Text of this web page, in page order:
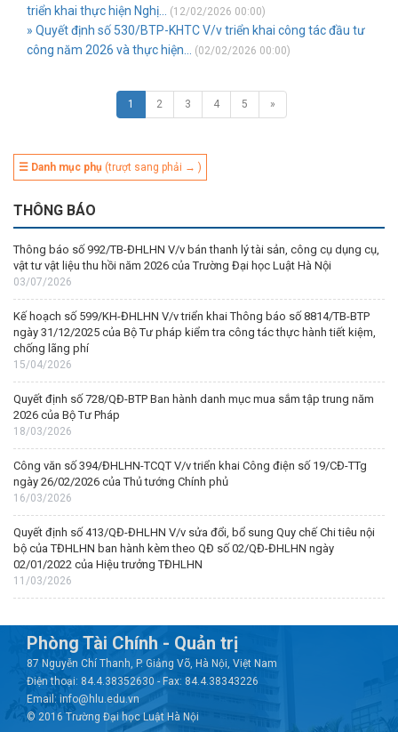
triển khai thực hiện Nghị...
(12/02/2026 00:00)
» Quyết định số 530/BTP-KHTC V/v triển khai công tác đầu tư
công năm 2026 và thực hiện...
(02/02/2026 00:00)
1 2 3 4 5 »
☰ Danh mục phụ (trượt sang phải → )
THÔNG BÁO
Thông báo số 992/TB-ĐHLHN V/v bán thanh lý tài sản, công cụ dụng cụ,
vật tư vật liệu thu hồi năm 2026 của Trường Đại học Luật Hà Nội
03/07/2026
Kế hoạch số 599/KH-ĐHLHN V/v triển khai Thông báo số 8814/TB-BTP
ngày 31/12/2025 của Bộ Tư pháp kiểm tra công tác thực hành tiết kiệm,
chống lãng phí
15/04/2026
Quyết định số 728/QĐ-BTP Ban hành danh mục mua sắm tập trung năm
2026 của Bộ Tư Pháp
18/03/2026
Công văn số 394/ĐHLHN-TCQT V/v triển khai Công điện số 19/CĐ-TTg
ngày 26/02/2026 của Thủ tướng Chính phủ
16/03/2026
Quyết định số 413/QĐ-ĐHLHN V/v sửa đổi, bổ sung Quy chế Chi tiêu nội
bộ của TĐHLHN ban hành kèm theo QĐ số 02/QĐ-ĐHLHN ngày
02/01/2022 của Hiệu trưởng TĐHLHN
11/03/2026
Phòng Tài Chính - Quản trị
87 Nguyễn Chí Thanh, P. Giảng Võ, Hà Nội, Việt Nam
Điện thoại: 84.4.38352630 - Fax: 84.4.38343226
Email: info@hlu.edu.vn
© 2016 Trường Đại học Luật Hà Nội